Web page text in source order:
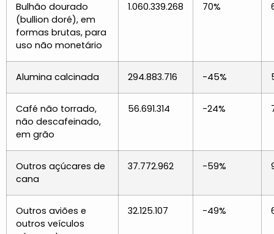
Bulhão dourado
(bullion doré), em
formas brutas, para
uso não monetário
1.060.339.268 70%
Alumina calcinada 294.883.716 -45%
Café não torrado,
não descafeinado,
em grão
56.691.314 -24%
Outros açúcares de
cana
37.772.962 -59%
Outros aviões e
outros veículos
32.125.107 -49%